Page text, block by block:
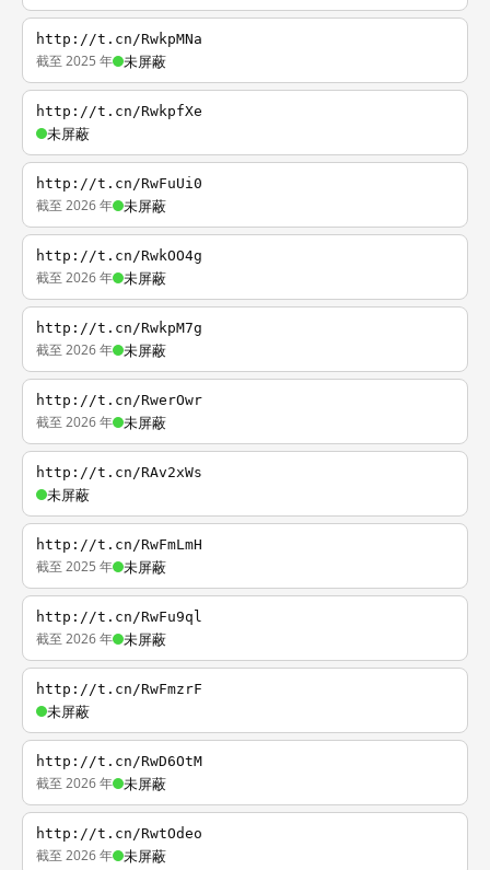
http://t.cn/RwkpMNa
截至 2025 年 未屏蔽
http://t.cn/RwkpfXe
未屏蔽
http://t.cn/RwFuUi0
截至 2026 年 未屏蔽
http://t.cn/RwkOO4g
截至 2026 年 未屏蔽
http://t.cn/RwkpM7g
截至 2026 年 未屏蔽
http://t.cn/RwerOwr
截至 2026 年 未屏蔽
http://t.cn/RAv2xWs
未屏蔽
http://t.cn/RwFmLmH
截至 2025 年 未屏蔽
http://t.cn/RwFu9ql
截至 2026 年 未屏蔽
http://t.cn/RwFmzrF
未屏蔽
http://t.cn/RwD6OtM
截至 2026 年 未屏蔽
http://t.cn/RwtOdeo
截至 2026 年 未屏蔽